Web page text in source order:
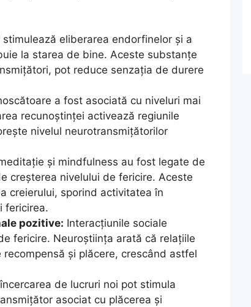
eliberarea endorfinelor și a
la starea de bine. Aceste substanțe
pot reduce senzația de durere
a fost asociată cu niveluri mai
recunoștinței activează regiunile
nivelul neurotransmițătorilor
și mindfulness au fost legate de
creșterea nivelului de fericire. Aceste
creierului, sporind activitatea în
fericirea.
pozitive: Interacțiunile sociale
fericire. Neuroștiința arată că relațiile
și plăcere, crescând astfel
de lucruri noi pot stimula
asociat cu plăcerea și